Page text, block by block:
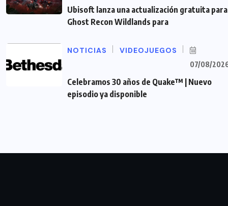
Ubisoft lanza una actualización gratuita para
Ghost Recon Wildlands para
NOTICIAS VIDEOJUEGOS
07/08/
Celebramos 30 años de Quake™ | Nuevo
episodio ya disponible